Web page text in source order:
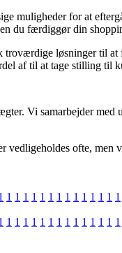
muligheder for at
du færdiggør din
løsninger til at
af til at tage stilling til
Vi samarbejder
vedligeholdes ofte, men
1 1 1 1 1 1 1 1 1 1 1 1 1 1
1 1 1 1 1 1 1 1 1 1 1 1 1 1